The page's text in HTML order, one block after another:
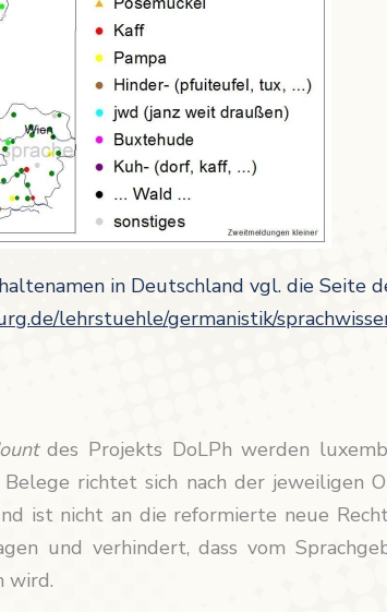
in Deutschland vgl. die Seite
lehrstuehle/germanistik/
des Projekts DoLPh werden
richtet sich nach der jeweiligen
ist nicht an die reformierte neue
und verhindert, dass vom
wird.